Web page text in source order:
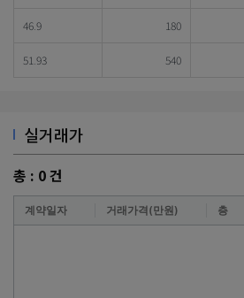
46.9 180
51.93 540
실거래가
총 : 0건
계약일자 거래가격(만원) 층